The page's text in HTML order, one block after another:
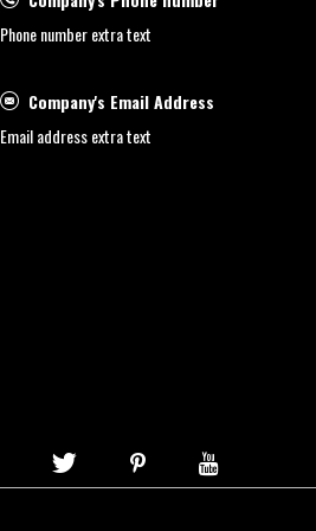
Phone number extra text
Company's Email Address
Email address extra text